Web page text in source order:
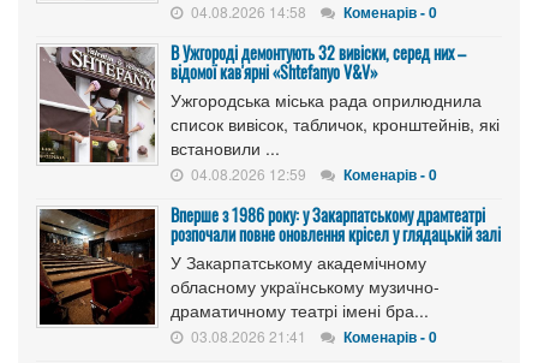
04.08.2026 14:58 Коменарів - 0
В Ужгороді демонтують 32 вивіски, серед них –
відомої кав'ярні «Shtefanyo V&V»
Ужгородська міська рада оприлюднила
список вивісок, табличок, кронштейнів, які
встановили ...
04.08.2026 12:59 Коменарів - 0
Вперше з 1986 року: у Закарпатському драмтеатрі
розпочали повне оновлення крісел у глядацькій залі
У Закарпатському академічному
обласному українському музично-
драматичному театрі імені бра...
03.08.2026 21:41 Коменарів - 0